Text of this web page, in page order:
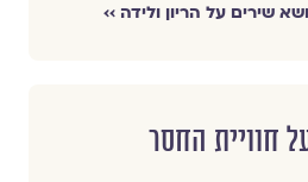
שירים על הריון ולידה ››
חוויית החסר